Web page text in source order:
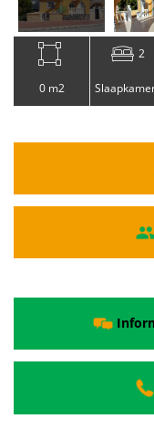
0 m2
2